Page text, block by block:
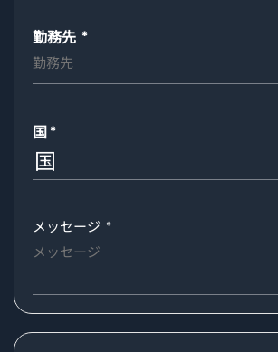
勤務先 Required
国
国
メッセージ Required